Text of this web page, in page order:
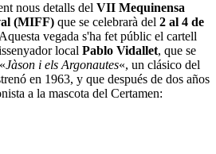
nous detalls del VII Mequinensa
(MIFF) que se celebrarà del 2 al 4 de
vegada s'ha fet públic el cartell
local Pablo Vidallet, que se
Jàson i els Argonautes«, un clásico del
en 1963, y que después de dos años
a la mascota del Certamen: